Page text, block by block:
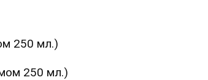
250 мл.)
250 мл.)